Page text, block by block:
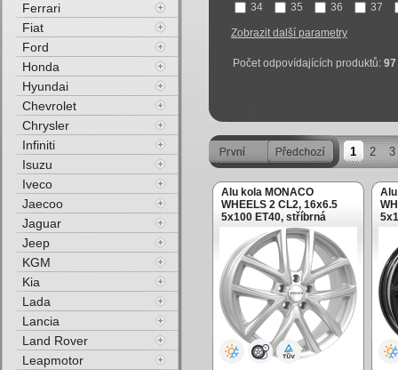
34
35 36 37
Zobrazit další parametry
Počet odpovídajících produktů:97
1 2 3
Alu kola MONACO
WHEELS 2 CL2, 16x6.5
5x100 ET40, stříbrná
Ferrari
Fiat
Ford
Honda
Hyundai
Chevrolet
Chrysler
Infiniti
Isuzu
Iveco
Jaecoo
Jaguar
Jeep
KGM
Kia
Lada
Lancia
Land Rover
Leapmotor